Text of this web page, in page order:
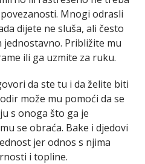
Mnogi odrasli
dijete ne sluša, ali često
jednostavno. Približite mu
ili ga uzmite za ruku.
da ste tu i da želite biti
može mu pomoći da se
s onoga što ga je
se obraća. Bake i djedovi
jer odnos s njima
i topline.